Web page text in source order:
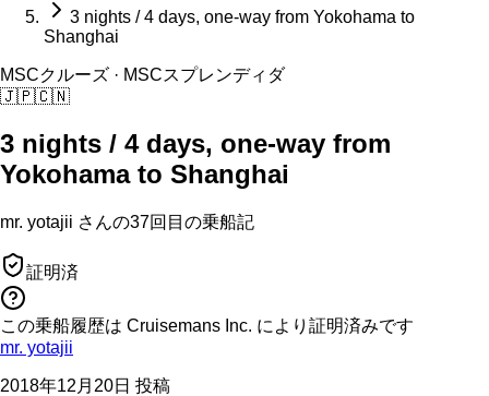
3 nights / 4 days, one-way from Yokohama to
Shanghai
MSCクルーズ · MSCスプレンディダ
🇯🇵🇨🇳
3 nights / 4 days, one-way from
Yokohama to Shanghai
mr. yotajii さんの37回目の乗船記
証明済
この乗船履歴は Cruisemans Inc. により証明済みです
mr. yotajii
2018年12月20日 投稿